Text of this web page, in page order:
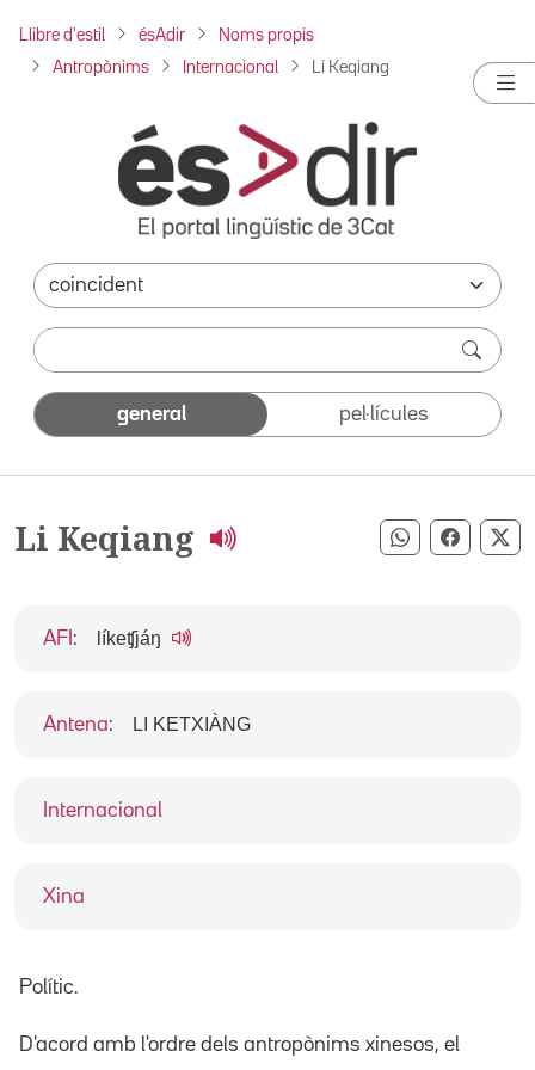
Llibre d'estil ésAdir Noms propis
Antropònims Internacional Li Keqiang
general pel·lícules
Li Keqiang Compartir
Internacional
Xina
AFI : líkeʧjáŋ
Antena: LI KETXIÀNG
Polític.
D'acord amb l'ordre dels antropònims xinesos, el